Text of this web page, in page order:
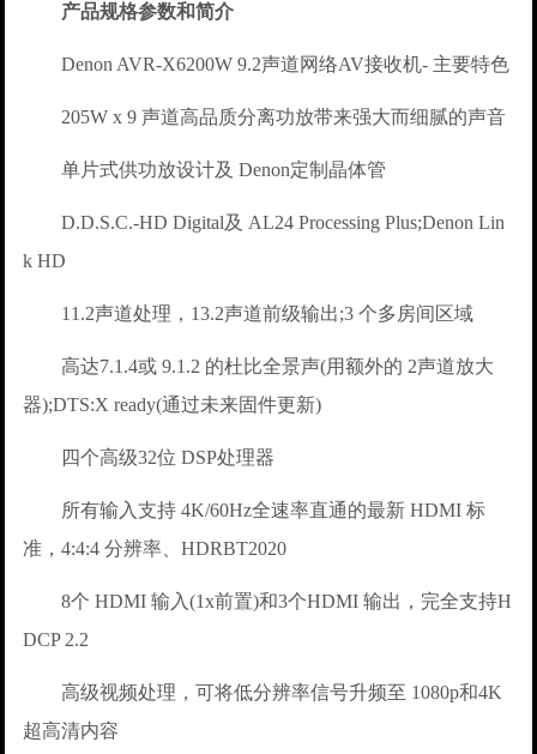
产品规格参数和简介
Denon AVR-X6200W 9.2声道网络AV接收机- 主要特色
205W x 9 声道高品质分离功放带来强大而细腻的声音
单片式供功放设计及 Denon定制晶体管
D.D.S.C.-HD Digital及 AL24 Processing Plus;Denon Lin
k HD
11.2声道处理，13.2声道前级输出;3 个多房间区域
高达7.1.4或 9.1.2 的杜比全景声(用额外的 2声道放大
器);DTS:X ready(通过未来固件更新)
四个高级32位 DSP处理器
所有输入支持 4K/60Hz全速率直通的最新 HDMI 标
准，4:4:4 分辨率、HDRBT2020
8个 HDMI 输入(1x前置)和3个HDMI 输出，完全支持H
DCP 2.2
高级视频处理，可将低分辨率信号升频至 1080p和4K
超高清内容